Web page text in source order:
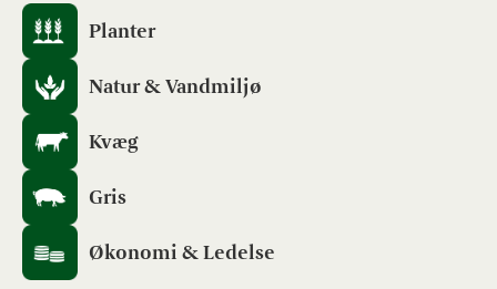
Planter
Natur & Vandmiljø
Kvæg
Gris
Økonomi & Ledelse